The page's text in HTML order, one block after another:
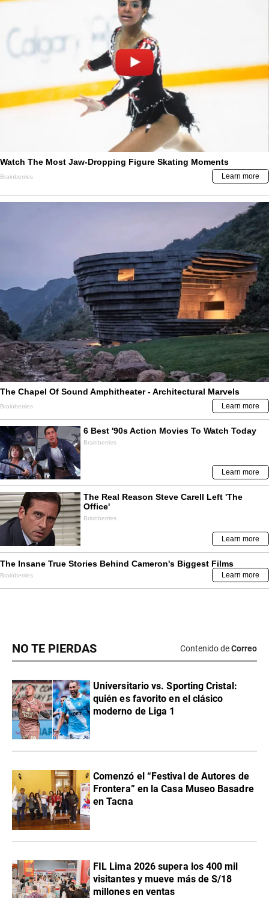
NO TE PIERDAS Contenido deCorreo
Universitario vs. Sporting Cristal:
quién es favorito en el clásico
moderno de Liga 1
Comenzó el “Festival de Autores de
Frontera” en la Casa Museo Basadre
en Tacna
FIL Lima 2026 supera los 400 mil
visitantes y mueve más de S/18
millones en ventas